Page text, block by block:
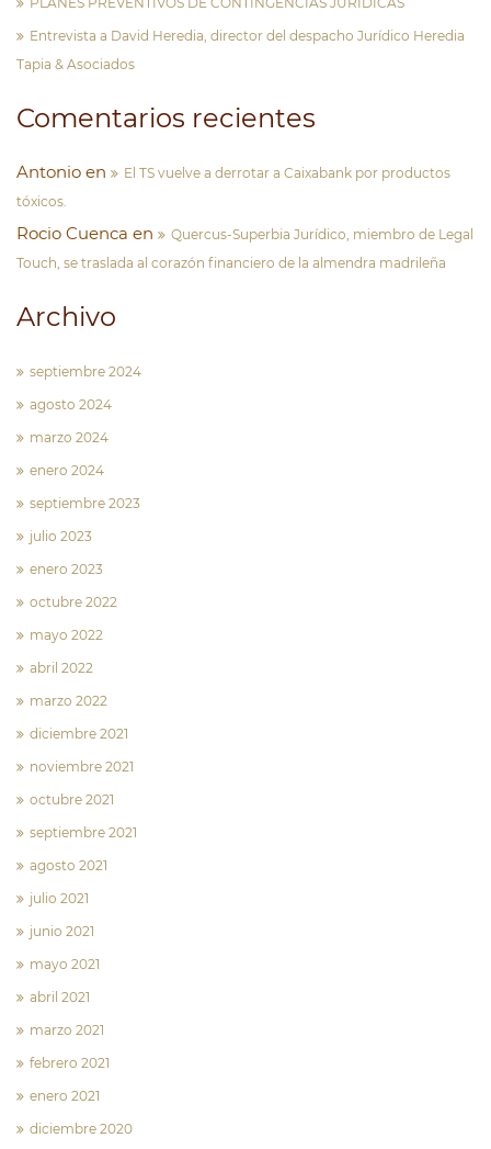
Entrevista a David Heredia, director del despacho Jurídico Heredia
Tapia & Asociados
Comentarios recientes
Antonio en
El TS vuelve a derrotar a Caixabank por productos
tóxicos.
Rocio Cuenca en
Quercus-Superbia Jurídico, miembro de Legal
Touch, se traslada al corazón financiero de la almendra madrileña
Archivo
septiembre 2024
agosto 2024
marzo 2024
enero 2024
septiembre 2023
julio 2023
enero 2023
octubre 2022
mayo 2022
abril 2022
marzo 2022
diciembre 2021
noviembre 2021
octubre 2021
septiembre 2021
agosto 2021
julio 2021
junio 2021
mayo 2021
abril 2021
marzo 2021
febrero 2021
enero 2021
diciembre 2020